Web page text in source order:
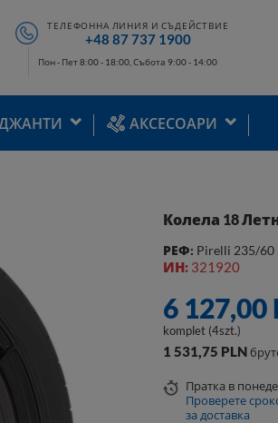
ТЕЛЕФОННА ЛИНИЯ И СЪДЕЙСТВИЕ
+48 87 737 1900
Пон - Пет 8:00 - 18:00, Събота 9:00 - 14:00
АКСЕСОАРИ
Колела 18
РЕФ: Pirelli 235/60
ИН: 321920
6 127,00
komplet (4szt.)
1 531,75 PLN
Пратка в
Проверете
за доставка